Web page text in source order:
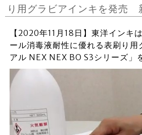
り用グラビアインキを発売
【2020年11月18日】東洋インキ
ール消毒液耐性に優れる表刷り用
アル NEX NEX BO S3シリーズ」